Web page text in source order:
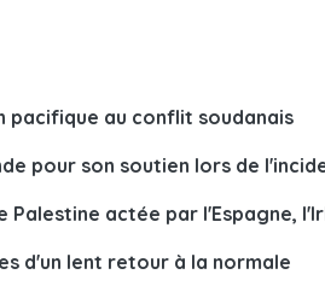
pacifique au conflit soudanais
pour son soutien lors de
Palestine actée par l'Espagne,
d'un lent retour à la normale